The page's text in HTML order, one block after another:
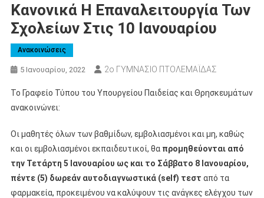
Κανονικά Η Επαναλειτουργία Των
Σχολείων Στις 10 Ιανουαρίου
Ανακοινώσεις
5 Ιανουαρίου, 2022 2ο ΓΥΜΝΑΣΙΟ ΠΤΟΛΕΜΑΪΔΑΣ
Το Γραφείο Τύπου του Υπουργείου Παιδείας και Θρησκευμάτων
ανακοινώνει:
Οι μαθητές όλων των βαθμίδων, εμβολιασμένοι και μη, καθώς
και οι εμβολιασμένοι εκπαιδευτικοί, θα προμηθεύονται από
την Τετάρτη 5 Ιανουαρίου ως και το Σάββατο 8 Ιανουαρίου,
πέντε (5) δωρεάν αυτοδιαγνωστικά (self) τεστ από τα
φαρμακεία, προκειμένου να καλύψουν τις ανάγκες ελέγχου των